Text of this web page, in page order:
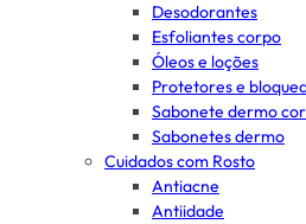
Desodorantes
Esfoliantes corpo
Óleos e loções
Protetores e
Sabonete dermo
Sabonetes dermo
Cuidados com Rosto
Antiacne
Antiidade